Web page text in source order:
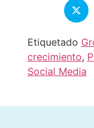
Etiquetado
crecimiento,
Social Media